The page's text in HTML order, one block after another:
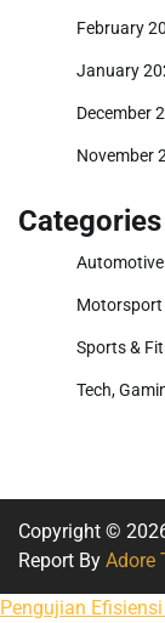
February
January
December
November
Categories
Automotive
Motorsport
Sports &
Tech,
Copyright ©
Report By Adore
Pengujian